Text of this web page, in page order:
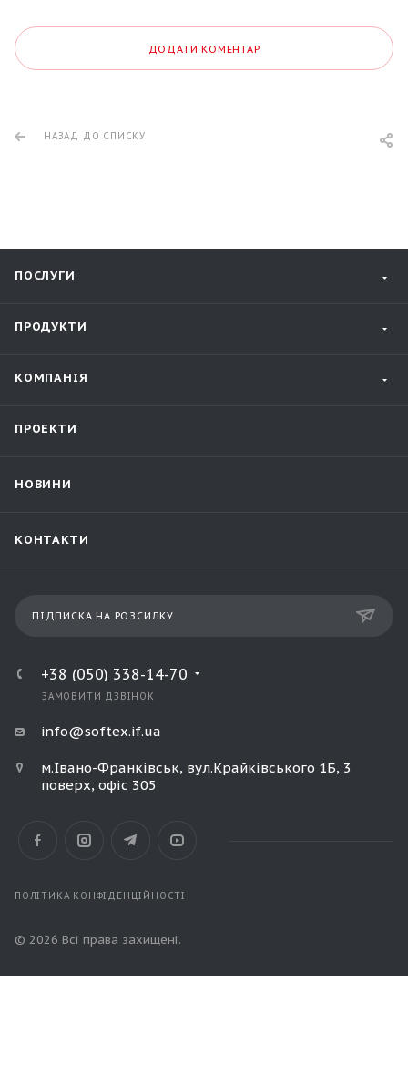
ДОДАТИ КОМЕНТАР
НАЗАД ДО СПИСКУ
ПОСЛУГИ
ПРОДУКТИ
КОМПАНІЯ
ПРОЕКТИ
НОВИНИ
КОНТАКТИ
ПІДПИСКА НА РОЗСИЛКУ
+38 (050) 338-14-70
ЗАМОВИТИ ДЗВІНОК
info@softex.if.ua
м.Івано-Франківськ, вул.Крайківського 1Б, 3
поверх, офіс 305
ПОЛІТИКА КОНФІДЕНЦІЙНОСТІ
© 2026 Всі права захищені.